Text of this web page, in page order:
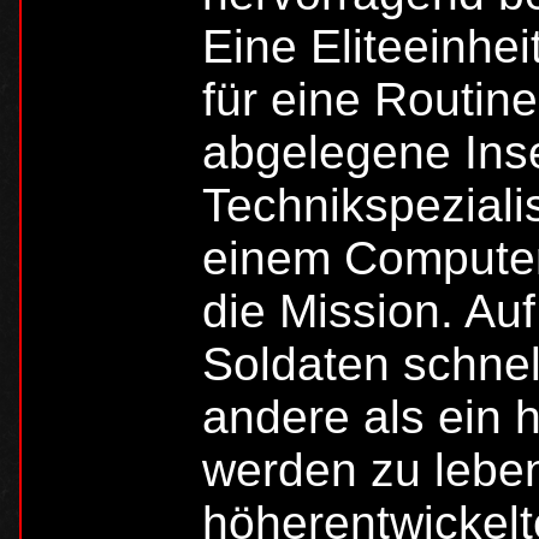
Eine
für eine
abgelegene
einem
die Mission.
Soldaten
andere als ein
werden zu